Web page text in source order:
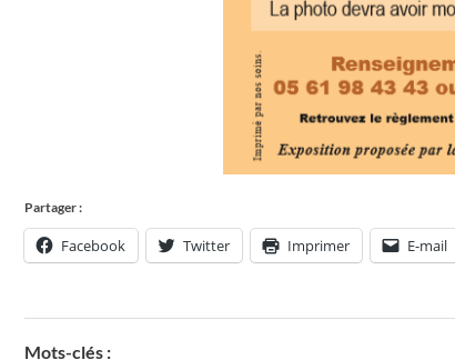
Partager :
Facebook Twitter Imprimer E-mail
Mots-clés :